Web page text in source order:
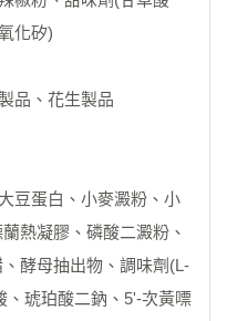
化矽)
品、花生製品
豆蛋白、小麥澱粉、小
熱凝膠、磷酸二澱粉、
酵母抽出物、調味劑(L-
、琥珀酸二鈉、5'-次黃嘌